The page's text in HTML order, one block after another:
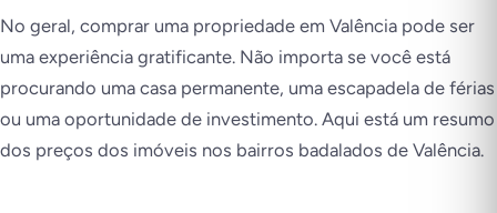
No geral, comprar uma propriedade em Valência pode ser
uma experiência gratificante. Não importa se você está
procurando uma casa permanente, uma escapadela de férias
ou uma oportunidade de investimento. Aqui está um resumo
dos preços dos imóveis nos bairros badalados de Valência.